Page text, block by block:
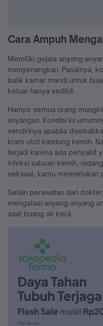
Cara Ampuh
Memiliki gejala anyang-
menyenangkan. Pasalnya,
balik kamar mandi untuk
keluar hanya sedikit.
Hampir semua orang
anyangan. Kondisi ini
sendirinya apabila
kram otot kandung kemih.
terjadi karena ada penyakit
infeksi saluran kemih,
seksual, kamu memerlukan
Selain perawatan dari
mengatasi anyang-anyang
saat buang air kecil.